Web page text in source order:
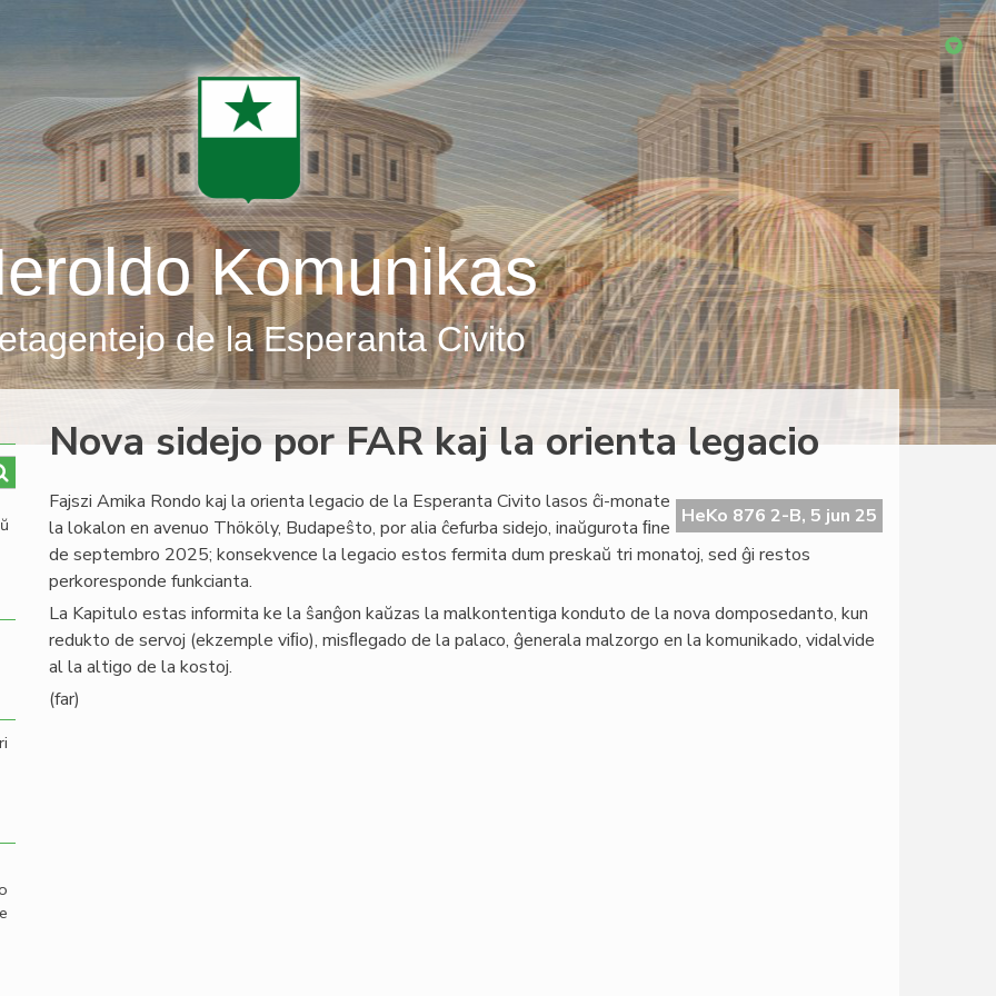
Komunikas
de la Esperanta Civito
Nova sidejo por FAR kaj la orienta legacio
HeKo 876 2-B, 5 jun 25
Fajszi Amika Rondo kaj la orienta legacio de la Esperanta Civito lasos ĉi-monate
la lokalon en avenuo Thököly, Budapeŝto, por alia ĉefurba sidejo, inaŭgurota ﬁne
de septembro 2025; konsekvence la legacio estos fermita dum preskaŭ tri monatoj, sed ĝi restos
perkoresponde funkcianta.
La Kapitulo estas informita ke la ŝanĝon kaŭzas la malkontentiga konduto de la nova domposedanto, kun
redukto de servoj (ekzemple viﬁo), misﬂegado de la palaco, ĝenerala malzorgo en la komunikado, vidalvide
al la altigo de la kostoj.
(far)